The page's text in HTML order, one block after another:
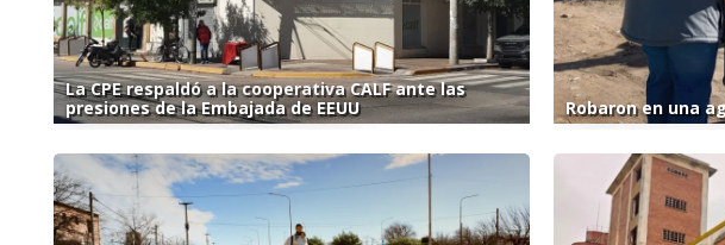
La CPE respaldó a la cooperativa CALF ante las
presiones de la Embajada de EEUU
Robaron en una